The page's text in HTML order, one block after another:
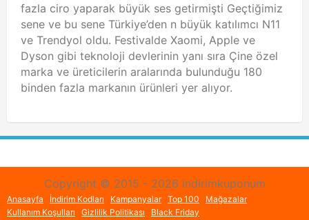
fazla ciro yaparak büyük ses getirmişti Geçtiğimiz
sene ve bu sene Türkiye’den n büyük katılımcı N11
ve Trendyol oldu. Festivalde Xaomi, Apple ve
Dyson gibi teknoloji devlerinin yanı sıra Çine özel
marka ve üreticilerin aralarında bulunduğu 180
binden fazla markanın ürünleri yer alıyor.
Copyright © 2015 - 2026 indirimkuponum
Anasayfa İndirim Kodları Kampanyalar Top 100
Mağazalar
Kullanım Koşulları
Gizlilik Politikası Black Friday